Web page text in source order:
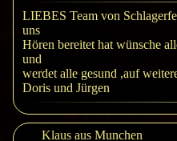
LIEBES Team von
uns
Hören bereitet hat wünsche
und
werdet alle gesund ,auf
Doris und Jürgen
Klaus aus Munchen